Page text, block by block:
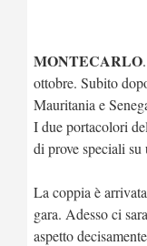
MONTECARLO
ottobre. Subito
Mauritania e
I due portacolori
di prove speciali
La coppia è
gara. Adesso ci
aspetto